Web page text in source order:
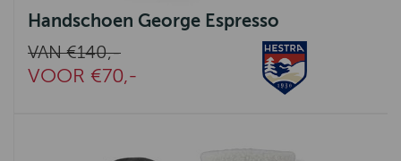
Handschoen George Espresso
VAN €140,-
VOOR €70,-